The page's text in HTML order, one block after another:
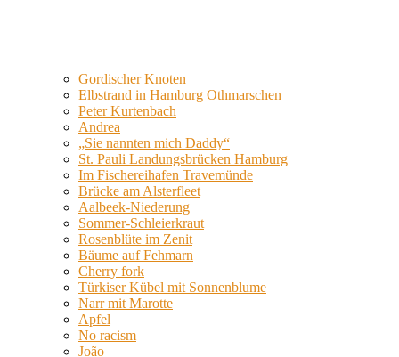
Gordischer Knoten
Elbstrand in Hamburg Othmarschen
Peter Kurtenbach
Andrea
„Sie nannten mich Daddy“
St. Pauli Landungsbrücken Hamburg
Im Fischereihafen Travemünde
Brücke am Alsterfleet
Aalbeek-Niederung
Sommer-Schleierkraut
Rosenblüte im Zenit
Bäume auf Fehmarn
Cherry fork
Türkiser Kübel mit Sonnenblume
Narr mit Marotte
Apfel
No racism
João